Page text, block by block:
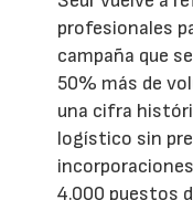
profesionales
campaña que
50% más de
una cifra
logístico sin
4.000 puestos